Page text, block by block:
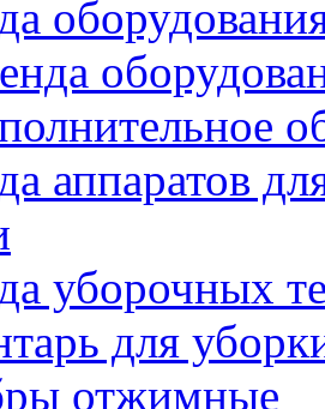
аппаратов
уборочных
для
отжимные